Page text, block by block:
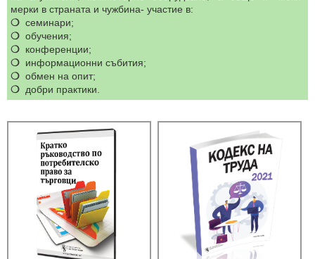
мерки в страната и чужбина- участие в:
❍ семинари;
❍ обучения;
❍ конференции;
❍ информационни събития;
❍ обмен на опит;
❍ добри практики.